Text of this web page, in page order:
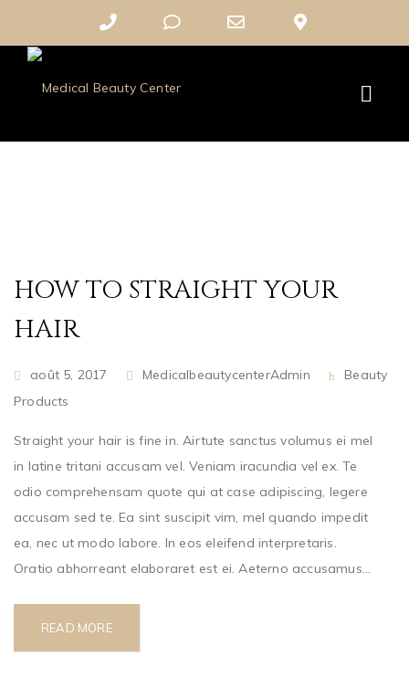
HOW TO STRAIGHT YOUR
HAIR
août 5, 2017 MedicalbeautycenterAdmin
Beauty
Products
Straight your hair is fine in. Airtute sanctus volumus ei mel
in latine tritani accusam vel. Veniam iracundia vel ex. Te
odio comprehensam quote qui at case adipiscing, legere
accusam sed te. Ea sint suscipit vim, mel quando impedit
ea, nec ut modo labore. In eos eleifend interpretaris.
Oratio abhorreant elaboraret est ei. Aeterno accusamus...
READ MORE
Phone
for
Phone